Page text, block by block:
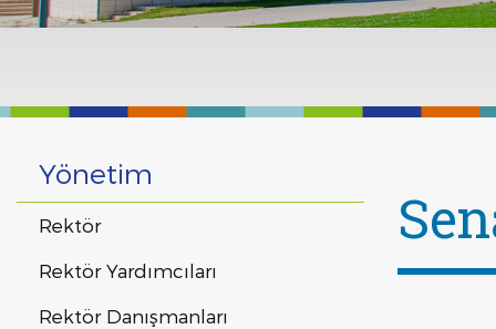
Yönetim
Rektör
Rektör Yardımcıları
Rektör Danışmanları